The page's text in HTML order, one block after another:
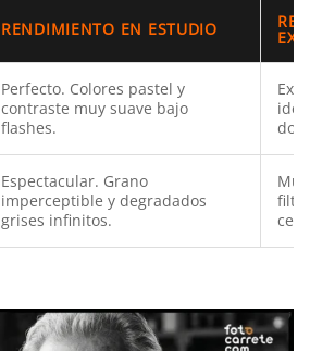
RENDIMIENTO EN ESTUDIO
Perfecto. Colores pastel y
contraste muy suave bajo
flashes.
Espectacular. Grano
imperceptible y degradados
grises infinitos.